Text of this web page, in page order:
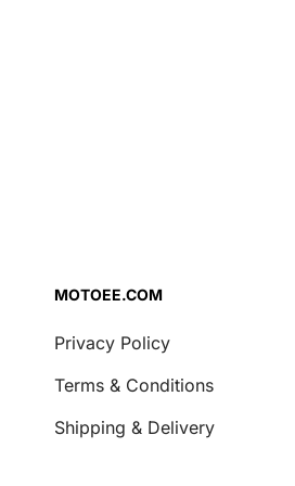
Käigukasti õli
Lukud ja ketid
Transport ja
Katted
MOTOEE.COM
Privacy Policy
Terms & Conditions
Shipping & Delivery